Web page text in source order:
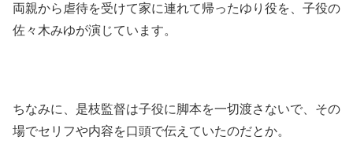
両親から虐待を受けて家に連れて帰ったゆり役を、子役の
佐々木みゆが演じています。
ちなみに、是枝監督は子役に脚本を一切渡さないで、その
場でセリフや内容を口頭で伝えていたのだとか。